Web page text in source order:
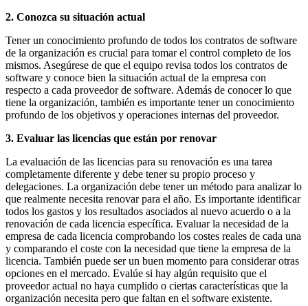
2. Conozca su situación actual
Tener un conocimiento profundo de todos los contratos de software
de la organización es crucial para tomar el control completo de los
mismos. Asegúrese de que el equipo revisa todos los contratos de
software y conoce bien la situación actual de la empresa con
respecto a cada proveedor de software. Además de conocer lo que
tiene la organización, también es importante tener un conocimiento
profundo de los objetivos y operaciones internas del proveedor.
3. Evaluar las licencias que están por renovar
La evaluación de las licencias para su renovación es una tarea
completamente diferente y debe tener su propio proceso y
delegaciones. La organización debe tener un método para analizar lo
que realmente necesita renovar para el año. Es importante identificar
todos los gastos y los resultados asociados al nuevo acuerdo o a la
renovación de cada licencia específica. Evaluar la necesidad de la
empresa de cada licencia comprobando los costes reales de cada una
y comparando el coste con la necesidad que tiene la empresa de la
licencia. También puede ser un buen momento para considerar otras
opciones en el mercado. Evalúe si hay algún requisito que el
proveedor actual no haya cumplido o ciertas características que la
organización necesita pero que faltan en el software existente.